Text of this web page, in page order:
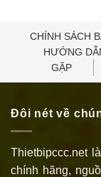
CHÍNH SÁCH
HƯỚNG
GẶP
Đôi nét về
Thietbipccc.net
chính hãng,